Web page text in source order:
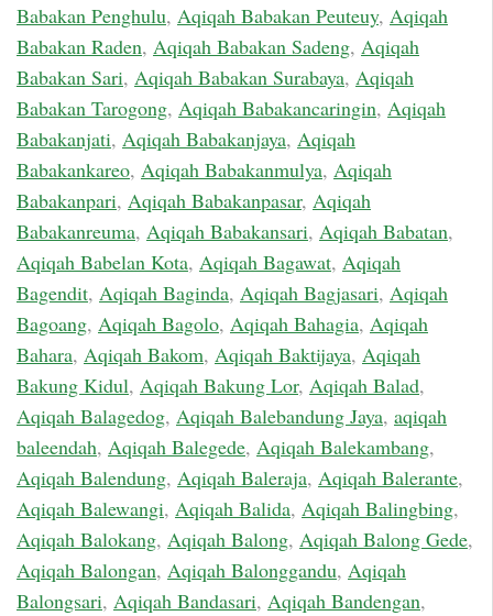
Babakan Penghulu, Aqiqah Babakan Peuteuy, Aqiqah
Babakan Raden, Aqiqah Babakan Sadeng, Aqiqah
Babakan Sari, Aqiqah Babakan Surabaya, Aqiqah
Babakan Tarogong, Aqiqah Babakancaringin, Aqiqah
Babakanjati, Aqiqah Babakanjaya, Aqiqah
Babakankareo, Aqiqah Babakanmulya, Aqiqah
Babakanpari, Aqiqah Babakanpasar, Aqiqah
Babakanreuma, Aqiqah Babakansari, Aqiqah Babatan,
Aqiqah Babelan Kota, Aqiqah Bagawat, Aqiqah
Bagendit, Aqiqah Baginda, Aqiqah Bagjasari, Aqiqah
Bagoang, Aqiqah Bagolo, Aqiqah Bahagia, Aqiqah
Bahara, Aqiqah Bakom, Aqiqah Baktijaya, Aqiqah
Bakung Kidul, Aqiqah Bakung Lor, Aqiqah Balad,
Aqiqah Balagedog, Aqiqah Balebandung Jaya, aqiqah
baleendah, Aqiqah Balegede, Aqiqah Balekambang,
Aqiqah Balendung, Aqiqah Baleraja, Aqiqah Balerante,
Aqiqah Balewangi, Aqiqah Balida, Aqiqah Balingbing,
Aqiqah Balokang, Aqiqah Balong, Aqiqah Balong Gede,
Aqiqah Balongan, Aqiqah Balonggandu, Aqiqah
Balongsari, Aqiqah Bandasari, Aqiqah Bandengan,